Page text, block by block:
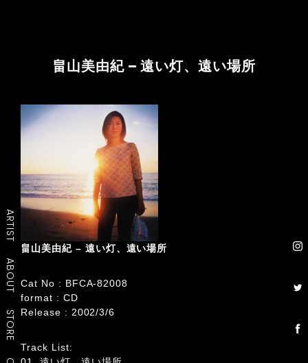
ARTIST
ABOUT
STORE
畠山美由紀 – 遠い灯、遠い場所
畠山美由紀 – 遠い灯、遠い場所
Cat No : BFCA-82008
format : CD
Release : 2002/3/6
Track List: